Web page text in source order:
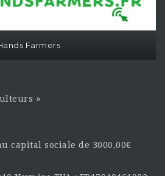
Farmers
»
capital sociale de 3000,00€